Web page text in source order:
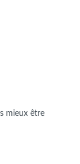
mieux être